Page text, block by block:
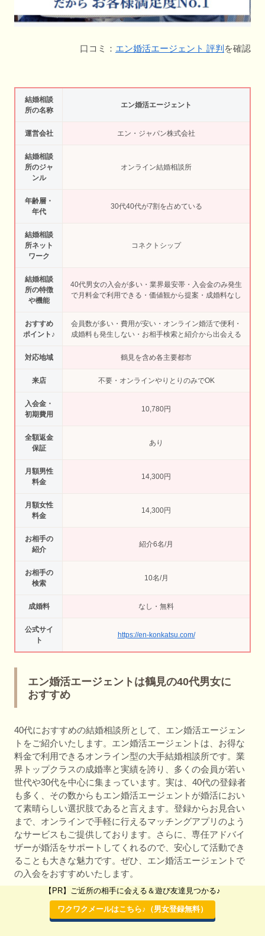
口コミ： エン婚活エージェント 評判 を確認
結婚相談
所の名称
エン婚活エージェント
運営会社 エン・ジャパン株式会社
結婚相談
所のジャ
ンル
オンライン結婚相談所
年齢層・
年代
30代40代が7割を占めている
結婚相談
所ネット
ワーク
コネクトシップ
結婚相談
所の特徴
や機能
40代男女の入会が多い・業界最安帯・入会金のみ発生
で月料金で利用できる・価値観から提案・成婚料なし
おすすめ
ポイント♪
会員数が多い・費用が安い・オンライン婚活で便利・
成婚料も発生しない・お相手検索と紹介から出会える
対応地域 鶴見を含め各主要都市
来店 不要・オンラインやりとりのみでOK
入会金・
初期費用
10,780円
全額返金
保証
あり
月額男性
料金
14,300円
月額女性
料金
14,300円
お相手の
紹介
紹介6名/月
お相手の
検索
10名/月
成婚料 なし・無料
公式サイ
ト
https://en-konkatsu.com/
エン婚活エージェントは鶴見の40代男女に
おすすめ
40代におすすめの結婚相談所として、エン婚活エージェン
トをご紹介いたします。エン婚活エージェントは、お得な
料金で利用できるオンライン型の大手結婚相談所です。業
界トップクラスの成婚率と実績を誇り、多くの会員が若い
世代や30代を中心に集まっています。実は、40代の登録者
も多く、その数からもエン婚活エージェントが婚活におい
て素晴らしい選択肢であると言えます。登録からお見合い
まで、オンラインで手軽に行えるマッチングアプリのよう
なサービスもご提供しております。さらに、専任アドバイ
ザーが婚活をサポートしてくれるので、安心して活動でき
ることも大きな魅力です。ぜひ、エン婚活エージェントで
の入会をおすすめいたします。
日本最大級のオンライン婚活ネットワーク！
エン婚活エージェントはこちら♪♪
【PR】ご近所の相手に会える＆遊び友達見つかる♪
ワクワクメールはこちら♪（男女登録無料）